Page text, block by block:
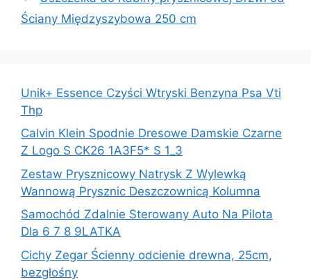
Ściany Międzyszybowa 250 cm
Unik+ Essence Czyści Wtryski Benzyna Psa Vti
Thp
Calvin Klein Spodnie Dresowe Damskie Czarne
Z Logo S CK26 1A3F5* S 1_3
Zestaw Prysznicowy Natrysk Z Wylewką
Wannową Prysznic Deszczownicą Kolumna
Samochód Zdalnie Sterowany Auto Na Pilota
Dla 6 7 8 9LATKA
Cichy Zegar Ścienny odcienie drewna, 25cm,
bezgłośny